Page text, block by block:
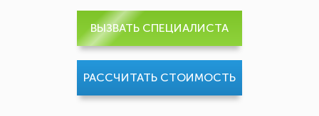
ВЫЗВАТЬ СПЕЦИАЛИСТА
РАССЧИТАТЬ СТОИМОСТЬ